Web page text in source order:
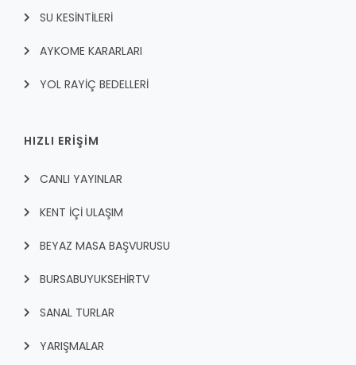
SU KESİNTİLERİ
AYKOME KARARLARI
YOL RAYİÇ BEDELLERİ
HIZLI ERİŞİM
CANLI YAYINLAR
KENT İÇI ULAŞIM
BEYAZ MASA BAŞVURUSU
BURSABUYUKSEHIRTV
SANAL TURLAR
YARIŞMALAR